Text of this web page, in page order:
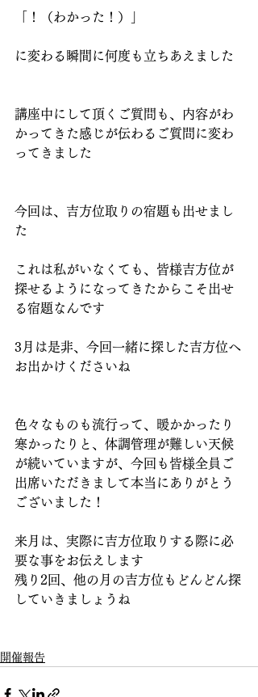
「！（わかった！）」
に変わる瞬間に何度も立ちあえました
講座中にして頂くご質問も、内容がわ
かってきた感じが伝わるご質問に変わ
ってきました
今回は、吉方位取りの宿題も出せまし
た
これは私がいなくても、皆様吉方位が
探せるようになってきたからこそ出せ
る宿題なんです
3月は是非、今回一緒に探した吉方位へ
お出かけくださいね
色々なものも流行って、暖かかったり
寒かったりと、体調管理が難しい天候
が続いていますが、今回も皆様全員ご
出席いただきまして本当にありがとう
ございました！
来月は、実際に吉方位取りする際に必
要な事をお伝えします
残り2回、他の月の吉方位もどんどん探
していきましょうね
開催報告